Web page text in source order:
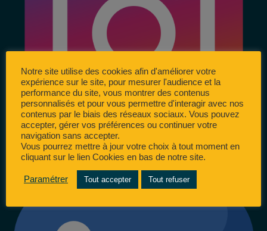
Notre site utilise des cookies afin d'améliorer votre
expérience sur le site, pour mesurer l'audience et la
performance du site, vous montrer des contenus
personnalisés et pour vous permettre d'interagir avec nos
contenus par le biais des réseaux sociaux. Vous pouvez
accepter, gérer vos préférences ou continuer votre
navigation sans accepter.
Vous pourrez mettre à jour votre choix à tout moment en
cliquant sur le lien Cookies en bas de notre site.
Paramétrer Tout accepter Tout refuser